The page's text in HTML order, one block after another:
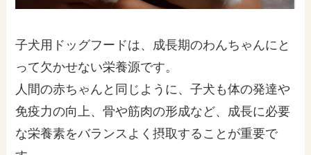
子犬用ドッグフードは、成長期のわんちゃんにと
って欠かせない栄養源です。
人間の赤ちゃんと同じように、子犬も体の発達や
免疫力の向上、骨や筋肉の形成など、成長に必要
な栄養素をバランスよく摂取することが重要で